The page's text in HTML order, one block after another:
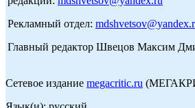
Рекламный отдел:
Главный редактор Швецов Максим
Сетевое издание megacritic.ru